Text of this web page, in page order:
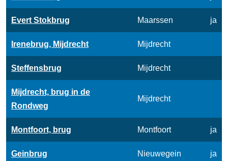
Evert Stokbrug Maarssen ja
Irenebrug, Mijdrecht Mijdrecht
Steffensbrug Mijdrecht
Mijdrecht, brug in de
Rondweg
Mijdrecht
Montfoort, brug Montfoort ja
Geinbrug Nieuwegein ja